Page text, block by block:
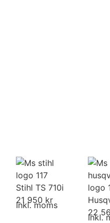
Stihl TS 710i
21 950 kr
Inkl. moms
22
Inkl.